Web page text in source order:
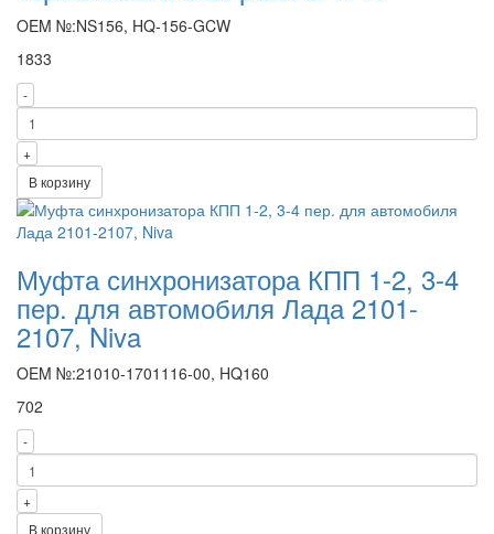
OEM №:NS156, HQ-156-GCW
1833
-
+
В корзину
Муфта синхронизатора КПП 1-2, 3-4
пер. для автомобиля Лада 2101-
2107, Niva
OEM №:21010-1701116-00, HQ160
702
-
+
В корзину